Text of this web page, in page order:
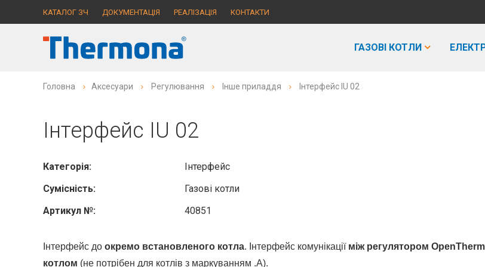
КАТАЛОГ ЗЧ ДОКУМЕНТАЦІЯ РЕАЛІЗАЦІЯ КОНТАКТИ
ГАЗОВІ КОТЛИ
Головна Аксесуари Регулювання Інше приладдя Інтерфейс IU 02
Інтерфейс IU 02
Категорія:
Інтерфейс
Сумісність:
Газові котли
Артикул №:
40851
Інтерфейс до окремо встановленого котла. Інтерфейс комунікації між регулятором OpenTherm
котлом (не потрібен для котлів з маркуванням .A).